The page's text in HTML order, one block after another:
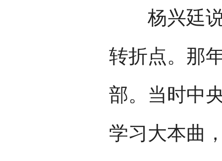
杨兴廷说
转折点。那
部。当时中
学习大本曲